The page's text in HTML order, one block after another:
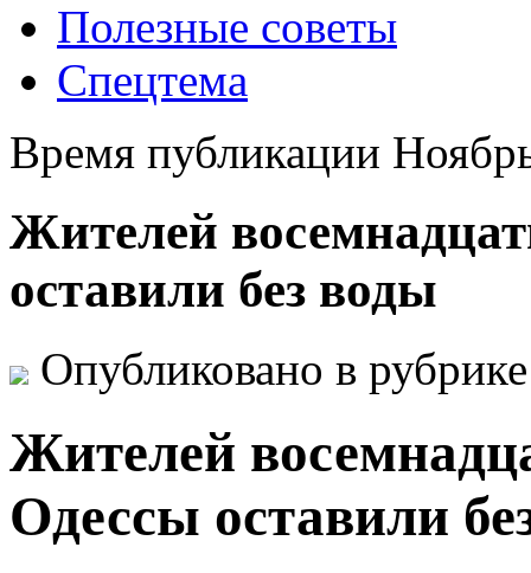
Полезные советы
Спецтема
Время публикации
Жителей
оставили без воды
Опубликовано в
Жителей
Одессы оставили